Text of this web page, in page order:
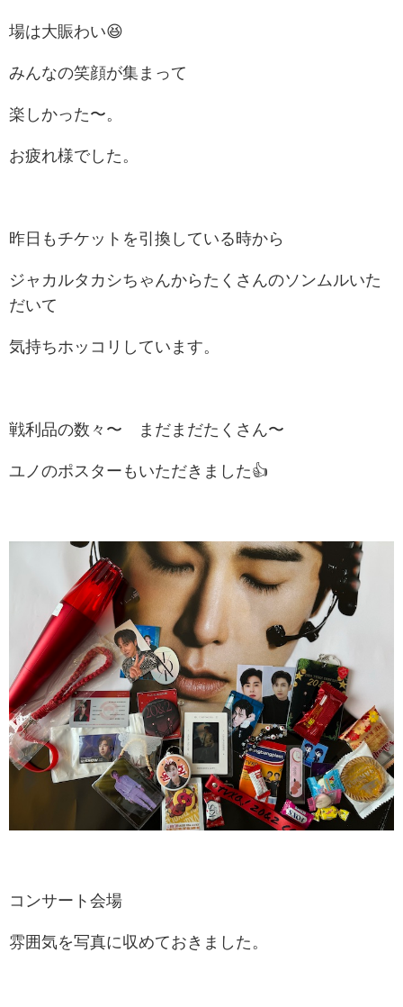
場は大賑わい😆
みんなの笑顔が集まって
楽しかった〜。
お疲れ様でした。
昨日もチケットを引換している時から
ジャカルタカシちゃんからたくさんのソンムルいた
だいて
気持ちホッコリしています。
戦利品の数々〜 まだまだたくさん〜
ユノのポスターもいただきました👍
コンサート会場
雰囲気を写真に収めておきました。